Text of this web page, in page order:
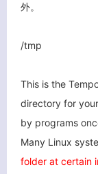
外。
/tmp
This is the
directory for
by programs
Many Linux
folder at certain